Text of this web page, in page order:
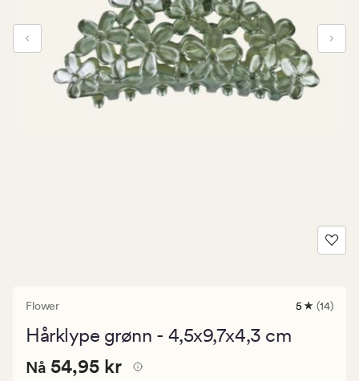
Flower
14
5 (14)
Hårklype grønn - 4,5x9,7x4,3 cm
Nåværende
Nåværende pris
Nå 54,95 kr